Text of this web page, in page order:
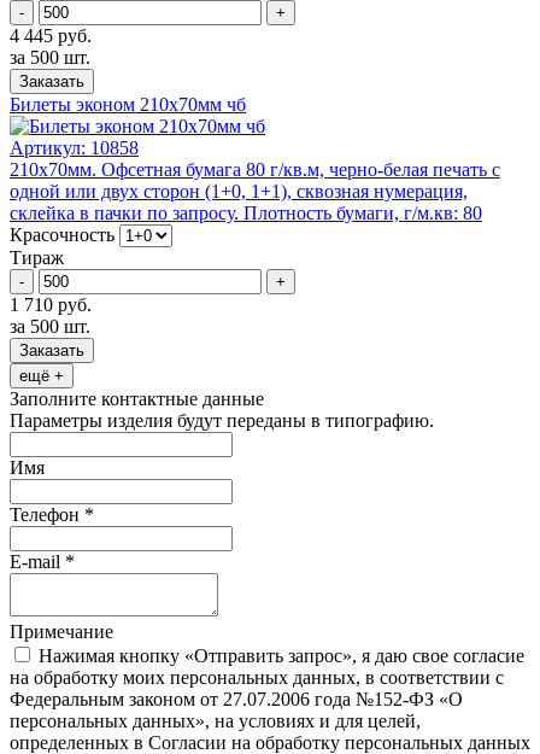
- +
4 445 руб.
за 500 шт.
Заказать
Билеты эконом 210x70мм чб
Артикул: 10858
210x70мм. Офсетная бумага 80 г/кв.м, черно-белая печать с
одной или двух сторон (1+0, 1+1), сквозная нумерация,
склейка в пачки по запросу. Плотность бумаги, г/м.кв: 80
Красочность
Тираж
- +
1 710 руб.
за 500 шт.
Заказать
ещё +
Заполните контактные данные
Параметры изделия будут переданы в типографию.
Имя
Телефон *
E-mail *
Примечание
Нажимая кнопку «Отправить запрос», я даю свое согласие
на обработку моих персональных данных, в соответствии с
Федеральным законом от 27.07.2006 года №152-ФЗ «О
персональных данных», на условиях и для целей,
определенных в Согласии на обработку персональных данных